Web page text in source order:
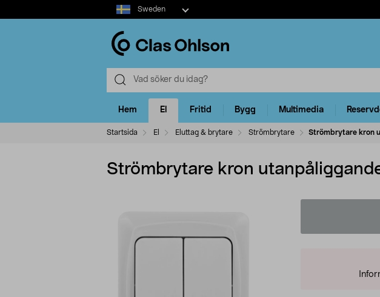
Select
market
Sweden
Hem El Fritid Bygg Multimedia
Startsida El Eluttag & brytare Strömbrytare Strömbrytare kron
Strömbrytare kron